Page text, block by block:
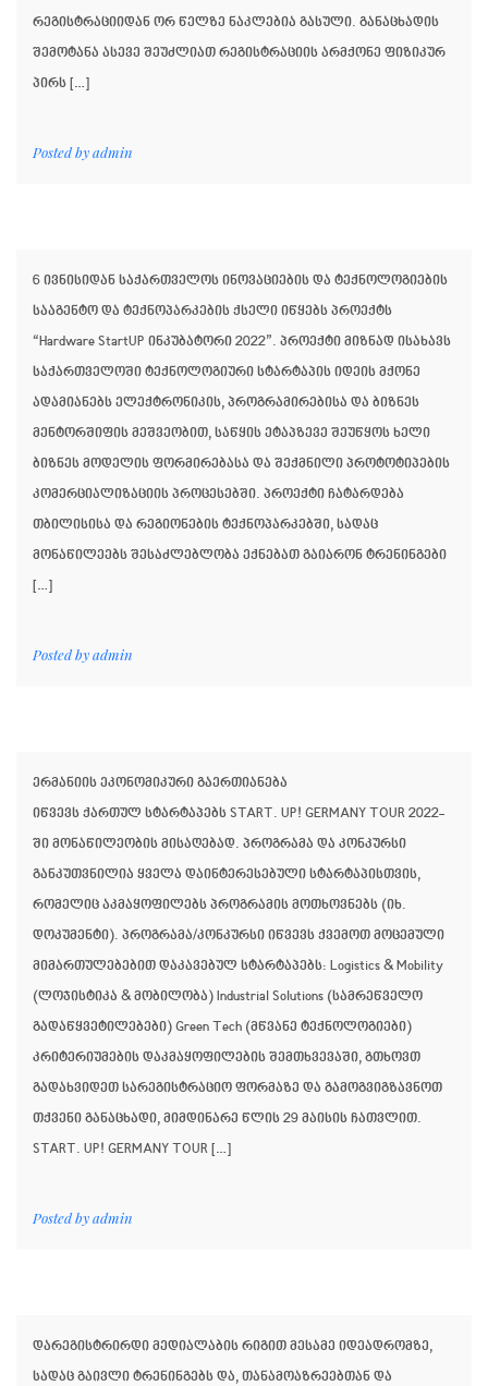
რეგისტრაციიდან ორ წელზე ნაკლებია გასული. განაცხადის
შემოტანა ასევე შეუძლიათ რეგისტრაციის არმქონე ფიზიკურ
პირს […]
Posted byadmin
6 ივნისიდან საქართველოს ინოვაციების და ტექნოლოგიების
სააგენტო და ტექნოპარკების ქსელი იწყებს პროექტს
“Hardware StartUP ინკუბატორი 2022”. პროექტი მიზნად ისახავს
საქართველოში ტექნოლოგიური სტარტაპის იდეის მქონე
ადამიანებს ელექტრონიკის, პროგრამირებისა და ბიზნეს
მენტორშიფის მეშვეობით, საწყის ეტაპზევე შეუწყოს ხელი
ბიზნეს მოდელის ფორმირებასა და შექმნილი პროტოტიპების
კომერციალიზაციის პროცესებში. პროექტი ჩატარდება
თბილისისა და რეგიონების ტექნოპარკებში, სადაც
მონაწილეებს შესაძლებლობა ექნებათ გაიარონ ტრენინგები
[…]
Posted byadmin
ერმანიის ეკონომიკური გაერთიანება
იწვევს ქართულ სტარტაპებს START. UP! GERMANY TOUR 2022-
ში მონაწილეობის მისაღებად. პროგრამა და კონკურსი
განკუთვნილია ყველა დაინტერესებული სტარტაპისთვის,
რომელიც აკმაყოფილებს პროგრამის მოთხოვნებს (იხ.
დოკუმენტი). პროგრამა/კონკურსი იწვევს ქვემოთ მოცემული
მიმართულებებით დაკავებულ სტარტაპებს: Logistics & Mobility
(ლოჯისტიკა & მობილობა) Industrial Solutions (სამრეწველო
გადაწყვეტილებები) Green Tech (მწვანე ტექნოლოგიები)
კრიტერიუმების დაკმაყოფილების შემთხვევაში, გთხოვთ
გადახვიდეთ სარეგისტრაციო ფორმაზე და გამოგვიგზავნოთ
თქვენი განაცხადი, მიმდინარე წლის 29 მაისის ჩათვლით.
START. UP! GERMANY TOUR […]
Posted byadmin
დარეგისტრირდი მედიალაბის რიგით მესამე იდეადრომზე,
სადაც გაივლი ტრენინგებს და, თანამოაზრეებთან და